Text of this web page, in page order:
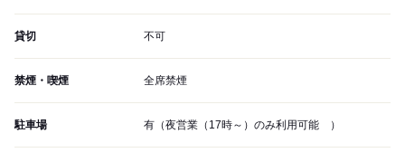
貸切 不可
禁煙・喫煙 全席禁煙
駐車場 有（夜営業（17時～）のみ利用可能 ）